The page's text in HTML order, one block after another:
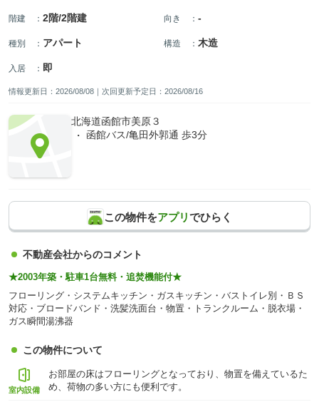
階建 ： 2階/2階建 向き ： -
種別 ： アパート 構造 ： 木造
入居 ： 即
情報更新日：2026/08/08｜次回更新予定日：2026/08/16
北海道函館市美原３
函館バス/亀田外郭通 歩3分
この物件をアプリでひらく
不動産会社からのコメント
★2003年築・駐車1台無料・追焚機能付★
フローリング・システムキッチン・ガスキッチン・バストイレ別・ＢＳ
対応・ブロードバンド・洗髪洗面台・物置・トランクルーム・脱衣場・
ガス瞬間湯沸器
この物件について
室内設備
お部屋の床はフローリングとなっており、物置を備えているた
め、荷物の多い方にも便利です。